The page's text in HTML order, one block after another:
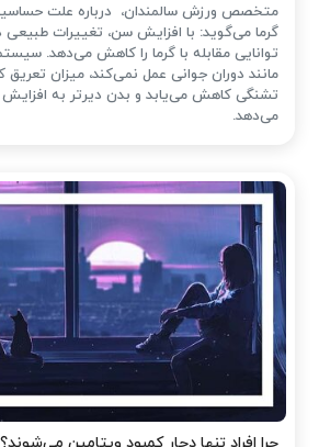
متخصص ورزش سالمندان، درباره علت
گرما می‌گوید: با افزایش سن، تغییرات
توانایی مقابله با گرما را کاهش می‌دهد.
مانند دوران جوانی عمل نمی‌کند، میزان
تشنگی کاهش می‌یابد و بدن دیرتر به
می‌دهد.